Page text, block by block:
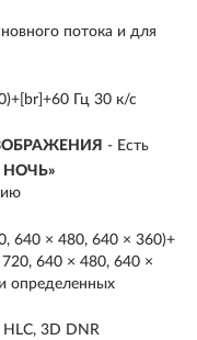
потока и для
Гц 30 к/с
- Есть
640 × 480, 640 × 360)+
640 × 480, 640 ×
определенных
HLC, 3D DNR